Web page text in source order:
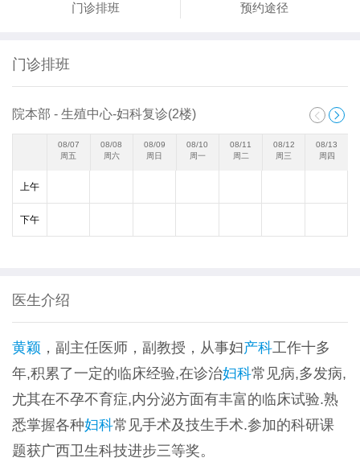
门诊排班 预约途径
门诊排班
院本部 - 生殖中心-妇科复诊(2楼)  
08/07
周五
08/08
周六
08/09
周日
08/10
周一
08/11
周二
08/12
周三
08/13
周四
上午
下午
医生介绍
黄颖 ，副主任医师，副教授，从事妇产科工作十多
年,积累了一定的临床经验,在诊治妇科常见病,多发病,
尤其在不孕不育症,内分泌方面有丰富的临床试验.熟
悉掌握各种妇科常见手术及技生手术.参加的科研课
题获广西卫生科技进步三等奖。